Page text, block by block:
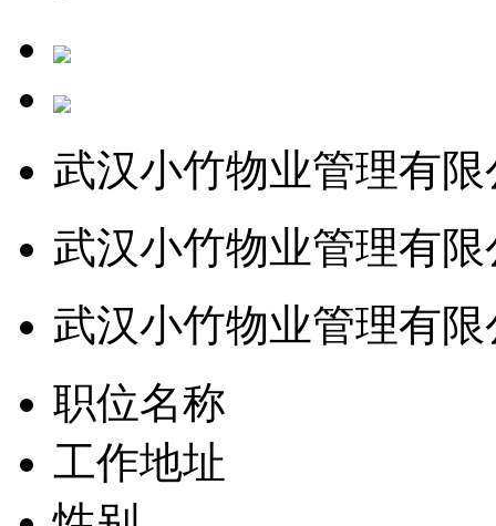
武汉小竹物业管理有
武汉小竹物业管理有限
武汉小竹物业管理有
职位名称
工作地址